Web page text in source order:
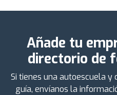
Añade tu
directorio de
Si tienes una autoescuela y
guía, envíanos la